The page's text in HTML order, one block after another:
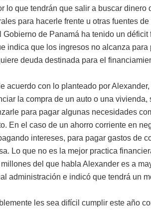
lo que tendrán que salir a buscar
para hacerle frente u otras fuentes
Gobierno de Panamá ha tenido un
indica que los ingresos no alcanza
deuda destinada para el
acuerdo con lo planteado por
la compra de un auto o una
para pagar algunas necesidades
En el caso de un ahorro corriente en
intereses, para pagar gastos de
Lo que no es la mejor practica
del que habla Alexander es a
administración e indicó que tendrá un
les sea difícil cumplir este año